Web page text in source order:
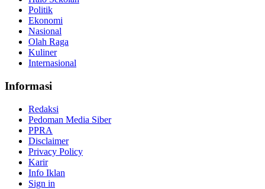
Politik
Ekonomi
Nasional
Olah Raga
Kuliner
Internasional
Informasi
Redaksi
Pedoman Media Siber
PPRA
Disclaimer
Privacy Policy
Karir
Info Iklan
Sign in